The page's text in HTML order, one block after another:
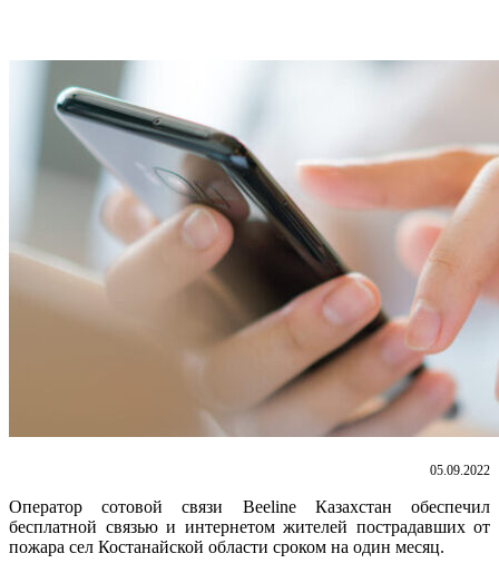
05.09.2022
Оператор сотовой связи Beeline Казахстан обеспечил
бесплатной связью и интернетом жителей пострадавших от
пожара сел Костанайской области сроком на один месяц.